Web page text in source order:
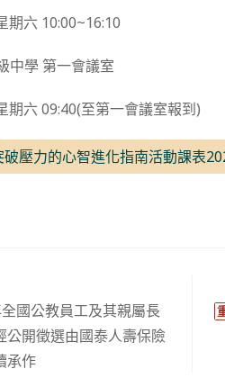
期六 10:00~16:10
中學 第一會議室
期六 09:40(至第一會議室報到)
壓力的心智進化指南活動課表
全國公教員工及其親屬長
公開徵選由國泰人壽保險
承作